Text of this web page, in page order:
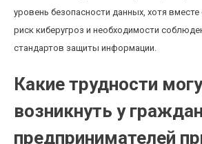
уровень безопасности данных, хотя
риск киберугроз и необходимости
стандартов защиты информации.
Какие трудности
возникнуть у
предпринимателей